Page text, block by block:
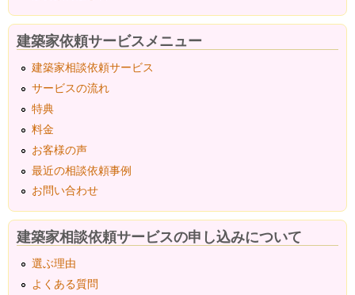
建築家依頼サービスメニュー
建築家相談依頼サービス
サービスの流れ
特典
料金
お客様の声
最近の相談依頼事例
お問い合わせ
建築家相談依頼サービスの申し込みについて
選ぶ理由
よくある質問